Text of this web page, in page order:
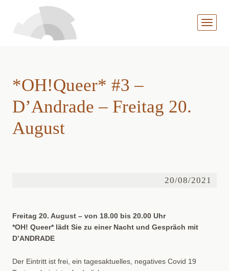
MENÜ
*OH!Queer* #3 –
D’Andrade – Freitag 20.
August
20/08/2021
Freitag 20. August – von 18.00 bis 20.00 Uhr
*OH! Queer* lädt Sie zu einer Nacht und Gespräch mit
D’ANDRADE
Der Eintritt ist frei, ein tagesaktuelles, negatives Covid 19